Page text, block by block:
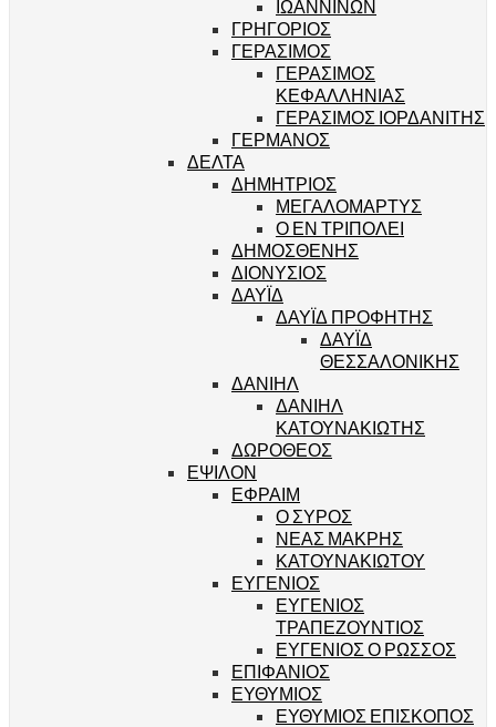
ΙΩΑΝΝΙΝΩΝ
ΓΡΗΓΟΡΙΟΣ
ΓΕΡΑΣΙΜΟΣ
ΓΕΡΑΣΙΜΟΣ
ΚΕΦΑΛΛΗΝΙΑΣ
ΓΕΡΑΣΙΜΟΣ ΙΟΡΔΑΝΙΤΗΣ
ΓΕΡΜΑΝΟΣ
ΔΕΛΤΑ
ΔΗΜΗΤΡΙΟΣ
ΜΕΓΑΛΟΜΑΡΤΥΣ
Ο ΕΝ ΤΡΙΠΟΛΕΙ
ΔΗΜΟΣΘΕΝΗΣ
ΔΙΟΝΥΣΙΟΣ
ΔΑΥΪΔ
ΔΑΥΪΔ ΠΡΟΦΗΤΗΣ
ΔΑΥΪΔ
ΘΕΣΣΑΛΟΝΙΚΗΣ
ΔΑΝΙΗΛ
ΔΑΝΙΗΛ
ΚΑΤΟΥΝΑΚΙΩΤΗΣ
ΔΩΡΟΘΕΟΣ
ΕΨΙΛΟΝ
ΕΦΡΑΙΜ
Ο ΣΥΡΟΣ
ΝΕΑΣ ΜΑΚΡΗΣ
ΚΑΤΟΥΝΑΚΙΩΤΟΥ
ΕΥΓΕΝΙΟΣ
ΕΥΓΕΝΙΟΣ
ΤΡΑΠΕΖΟΥΝΤΙΟΣ
ΕΥΓΕΝΙΟΣ Ο ΡΩΣΣΟΣ
ΕΠΙΦΑΝΙΟΣ
ΕΥΘΥΜΙΟΣ
ΕΥΘΥΜΙΟΣ ΕΠΙΣΚΟΠΟΣ